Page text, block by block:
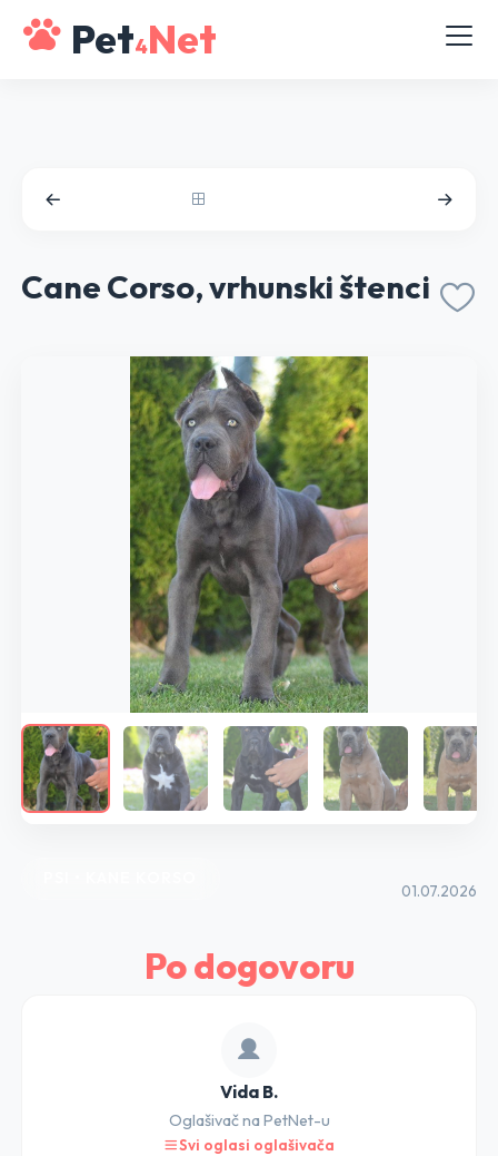
Pet4Net
Cane Corso, vrhunski štenci
01.07.2026
Po dogovoru
Vida B.
Oglašivač na PetNet-u
Svi oglasi oglašivača